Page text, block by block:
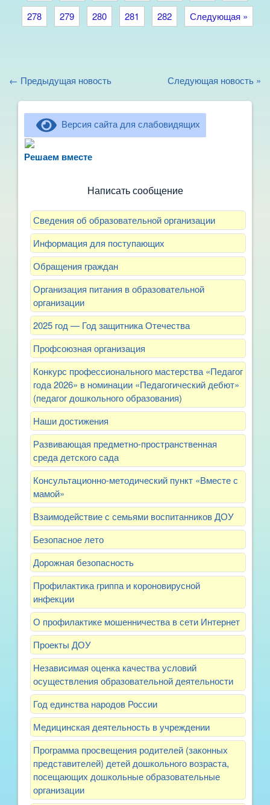
278 279 280 281 282 Следующая »
← Предыдущая новость Следующая новость »
Версия сайта для слабовидящих
Решаем вместерассказать о воспитателях? Знаете, как
Написать сообщение
Сведения об образовательной организации
Информация для поступающих
Обращения граждан
Организация питания в образовательной
организации
2025 год — Год защитника Отечества
Профсоюзная организация
Конкурс профессионального мастерства «Педагог
года 2026» в номинации «Педагогический дебют»
(педагог дошкольного образования)
Наши достижения
Развивающая предметно-пространственная
среда детского сада
Консультационно-методический пункт «Вместе с
мамой»
Взаимодействие с семьями воспитанников ДОУ
Безопасное лето
Дорожная безопасность
Профилактика гриппа и короновирусной
инфекции
О профилактике мошенничества в сети Интернет
Проекты ДОУ
Независимая оценка качества условий
осуществления образовательной деятельности
Год единства народов России
Медицинская деятельность в учреждении
Программа просвещения родителей (законных
представителей) детей дошкольного возраста,
посещающих дошкольные образовательные
организации